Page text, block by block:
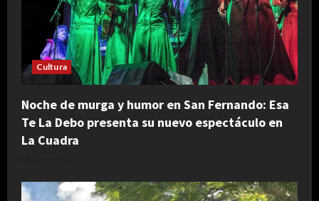
Cultura
Noche de murga y humor en San Fernando: Esa
Te La Debo presenta su nuevo espectáculo en
La Cuadra